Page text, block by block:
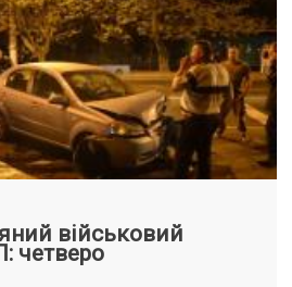
військовий
четверо